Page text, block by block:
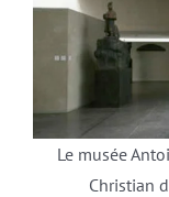
Le musée
Christian